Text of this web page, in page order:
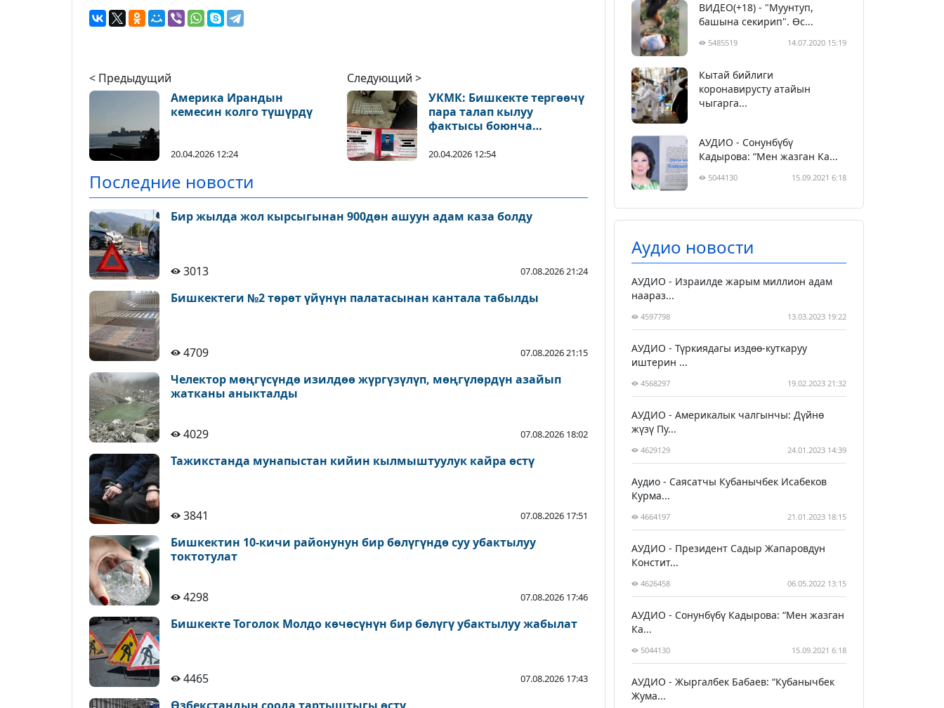
< Предыдущий
Америка Ирандын
кемесин колго түшүрдү
20.04.2026 12:24
Следующий >
УКМК: Бишкекте тергөөчү
пара талап кылуу
фактысы боюнча
20.04.2026 12:54
Последние новости
Бир жылда жол кырсыгынан 900дөн ашуун адам каза болду
3013 07.08.2026 21:24
Бишкектеги №2 төрөт үйүнүн палатасынан кантала табылды
4709 07.08.2026 21:15
Челектор мөңгүсүндө изилдөө жүргүзүлүп, мөңгүлөрдүн азайып
жатканы аныкталды
4029 07.08.2026 18:02
Тажикстанда мунапыстан кийин кылмыштуулук кайра өстү
3841 07.08.2026 17:51
Бишкектин 10-кичи районунун бир бөлүгүндө суу убактылуу
токтотулат
4298 07.08.2026 17:46
Бишкекте Тоголок Молдо көчөсүнүн бир бөлүгү убактылуу жабылат
4465 07.08.2026 17:43
ВИДЕО(+18) - "Муунтуп,
башына секирип". Өс...
5485519 14.07.2020 15:19
Кытай бийлиги
коронавирусту атайын
чыгарга...
АУДИО - Сонунбүбү
Кадырова: “Мен жазган Ка...
5044130 15.09.2021 6:18
Аудио новости
АУДИО - Израилде жарым миллион адам
наараз...
4597798 13.03.2023 19:22
АУДИО - Түркиядагы издөө-куткаруу
иштерин ...
4568297 19.02.2023 21:32
АУДИО - Америкалык чалгынчы: Дүйнө
жүзү Пу...
4629129 24.01.2023 14:39
Аудио - Саясатчы Кубанычбек Исабеков
Курма...
4664197 21.01.2023 18:15
АУДИО - Президент Садыр Жапаровдун
Констит...
4626458 06.05.2022 13:15
АУДИО - Сонунбүбү Кадырова: “Мен жазган
Ка...
5044130 15.09.2021 6:18
АУДИО - Жыргалбек Бабаев: “Кубанычбек
Жума...